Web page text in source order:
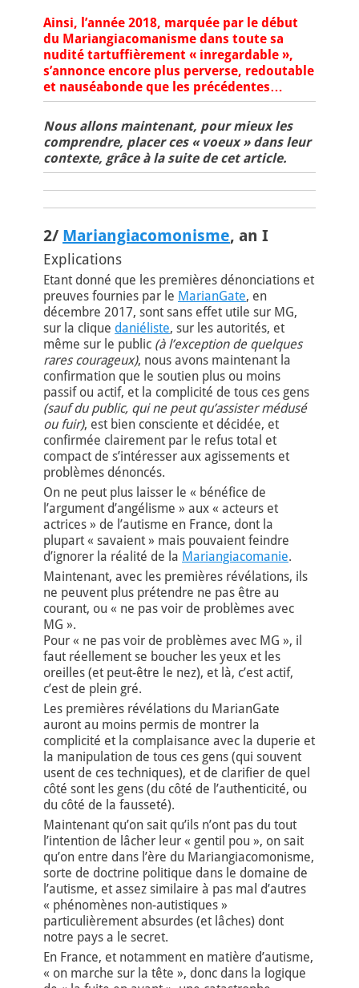
Ainsi, l’année 2018, marquée par le début
du Mariangiacomanisme dans toute sa
nudité tartuffièrement « inregardable »,
s’annonce encore plus perverse, redoutable
et nauséabonde que les précédentes…
Nous allons maintenant, pour mieux les
comprendre, placer ces « voeux » dans leur
contexte, grâce à la suite de cet article.
2/ Mariangiacomonisme, an I
Explications
Etant donné que les premières dénonciations et
preuves fournies par le MarianGate, en
décembre 2017, sont sans effet utile sur MG,
sur la clique daniéliste, sur les autorités, et
même sur le public (à l’exception de quelques
rares courageux), nous avons maintenant la
confirmation que le soutien plus ou moins
passif ou actif, et la complicité de tous ces gens
(sauf du public, qui ne peut qu’assister médusé
ou fuir), est bien consciente et décidée, et
confirmée clairement par le refus total et
compact de s’intéresser aux agissements et
problèmes dénoncés.
On ne peut plus laisser le « bénéfice de
l’argument d’angélisme » aux « acteurs et
actrices » de l’autisme en France, dont la
plupart « savaient » mais pouvaient feindre
d’ignorer la réalité de la Mariangiacomanie.
Maintenant, avec les premières révélations, ils
ne peuvent plus prétendre ne pas être au
courant, ou « ne pas voir de problèmes avec
MG ».
Pour « ne pas voir de problèmes avec MG », il
faut réellement se boucher les yeux et les
oreilles (et peut-être le nez), et là, c’est actif,
c’est de plein gré.
Les premières révélations du MarianGate
auront au moins permis de montrer la
complicité et la complaisance avec la duperie et
la manipulation de tous ces gens (qui souvent
usent de ces techniques), et de clarifier de quel
côté sont les gens (du côté de l’authenticité, ou
du côté de la fausseté).
Maintenant qu’on sait qu’ils n’ont pas du tout
l’intention de lâcher leur « gentil pou », on sait
qu’on entre dans l’ère du Mariangiacomonisme,
sorte de doctrine politique dans le domaine de
l’autisme, et assez similaire à pas mal d’autres
« phénomènes non-autistiques »
particulièrement absurdes (et lâches) dont
notre pays a le secret.
En France, et notamment en matière d’autisme,
« on marche sur la tête », donc dans la logique